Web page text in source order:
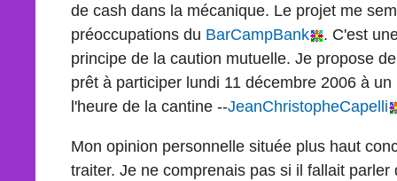
de cash dans la mécanique. Le projet me
préoccupations du BarCampBank
. C'est
principe de la caution mutuelle. Je propose
prêt à participer lundi 11 décembre 2006 à un
l'heure de la cantine --JeanChristopheCapelli
Mon opinion personnelle située plus haut
traiter. Je ne comprenais pas si il fallait parler